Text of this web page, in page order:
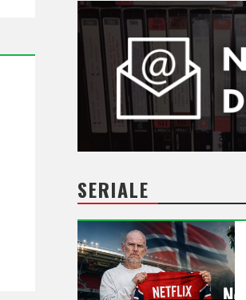
SERIALE